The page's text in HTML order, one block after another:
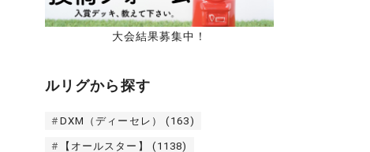
大会結果募集中！
ルリグから探す
DXM（ディーセレ） (163)
【オールスター】 (1138)